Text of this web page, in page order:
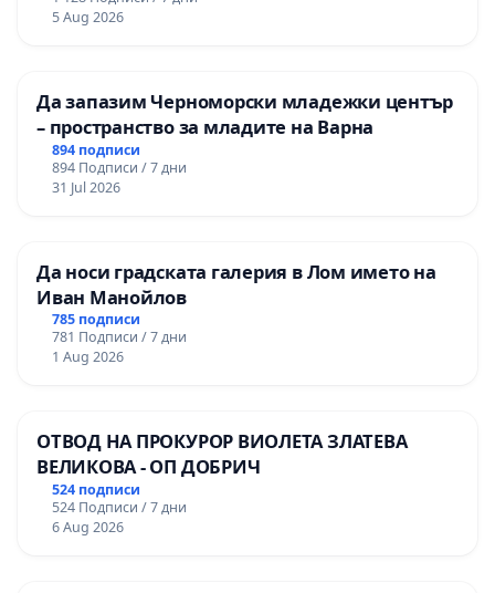
Професионалната гимназия по икономика и
мениджмънт – гр. Пазарджик
5 Aug 2026
Да запазим Черноморски младежки център
– пространство за младите на Варна
894 подписи
894 Подписи / 7 дни
31 Jul 2026
Да носи градската галерия в Лом името на
Иван Манойлов
785 подписи
781 Подписи / 7 дни
1 Aug 2026
ОТВОД НА ПРОКУРОР ВИОЛЕТА ЗЛАТЕВА
ВЕЛИКОВА - ОП ДОБРИЧ
524 подписи
524 Подписи / 7 дни
6 Aug 2026